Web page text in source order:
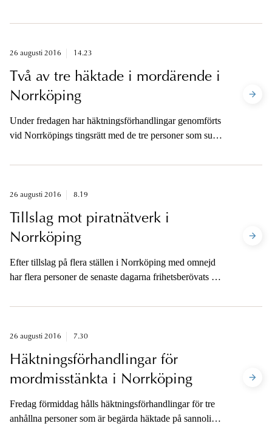
begäran om överprövning.
26 augusti 2016 14.23
Två av tre häktade i mordärende i
Norrköping
Under fredagen har häktningsförhandlingar genomförts
vid Norrköpings tingsrätt med de tre personer som suttit
Klockaretorpet i Norrköping den 22 juni i år.
26 augusti 2016 8.19
Tillslag mot piratnätverk i
Norrköping
Efter tillslag på flera ställen i Norrköping med omnejd
har flera personer de senaste dagarna frihetsberövats på
avkodningsutrustning, så kallad "card sharing". Card
betala till TV-bolagen.
26 augusti 2016 7.30
Häktningsförhandlingar för
mordmisstänkta i Norrköping
Fredag förmiddag hålls häktningsförhandlingar för tre
anhållna personer som är begärda häktade på sannolika